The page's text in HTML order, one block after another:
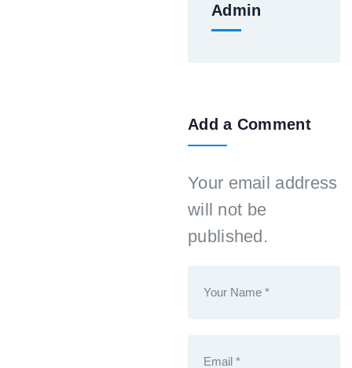
Admin
Add a Comment
Your email address
will not be
published.